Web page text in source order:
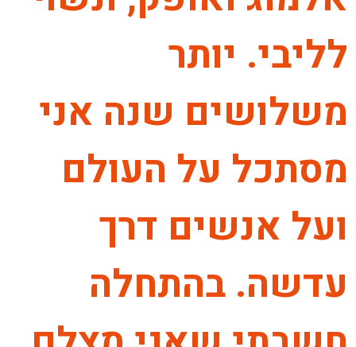
לליבי. יותר
משלושים שנה אני
מסתכל על העולם
ועל אנשים דרך
עדשה. בהתחלה